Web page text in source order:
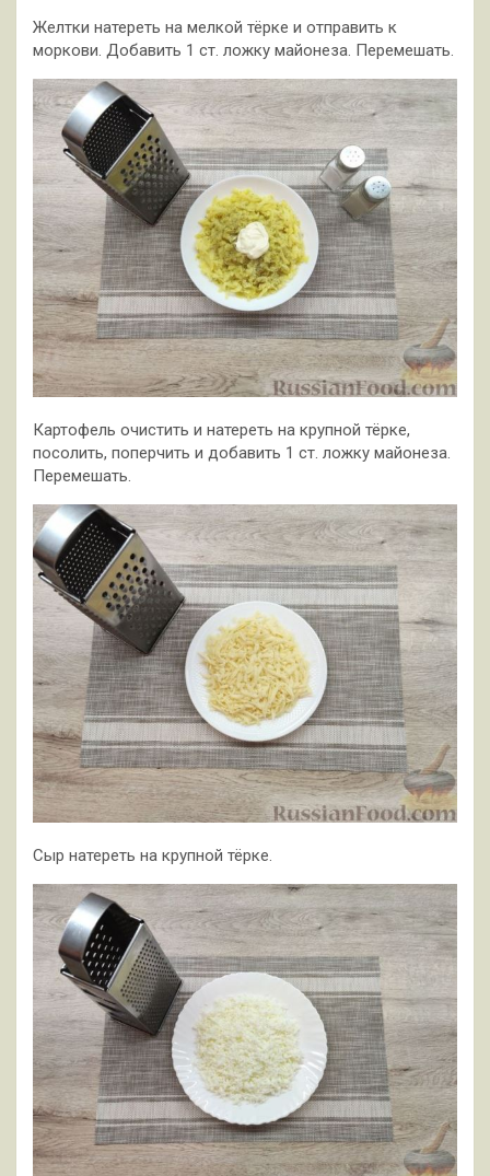
Желтки натереть на мелкой тёрке и отправить к
моркови. Добавить 1 ст. ложку майонеза. Перемешать.
Картофель очистить и натереть на крупной тёрке,
посолить, поперчить и добавить 1 ст. ложку майонеза.
Перемешать.
Сыр натереть на крупной тёрке.